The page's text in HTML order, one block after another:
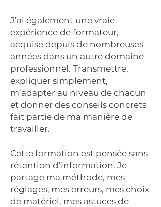
J’ai également une vraie
expérience de formateur,
acquise depuis de nombreuses
années dans un autre domaine
professionnel. Transmettre,
expliquer simplement,
m’adapter au niveau de chacun
et donner des conseils concrets
fait partie de ma manière de
travailler.
Cette formation est pensée sans
rétention d’information. Je
partage ma méthode, mes
réglages, mes erreurs, mes choix
de matériel, mes astuces de